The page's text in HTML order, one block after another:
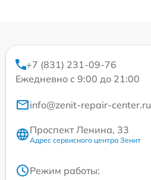
+7 (831) 231-09-76
Ежедневно с 9:00 до 21:00
info@zenit-repair-center.ru
Проспект Ленина, 33
Адрес сервисного центра Зенит
Режим работы: